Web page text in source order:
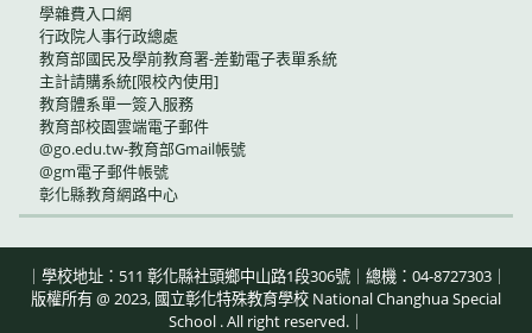
學雜費入口網
行政院人事行政總處
教育部國民及學前教育署-差勤電子表單系統
主計請購系統[限校內使用]
教育體系單一簽入服務
教育部校園雲端電子郵件
@go.edu.tw-教育部Gmail帳號
@gm電子郵件帳號
彰化縣教育網路中心
｜學校地址：511 彰化縣社頭鄉中山路1段306號｜總機：04-8727303｜
版權所有 @ 2023, 國立彰化特殊教育學校 National Changhua Special
School . All right reserved.｜